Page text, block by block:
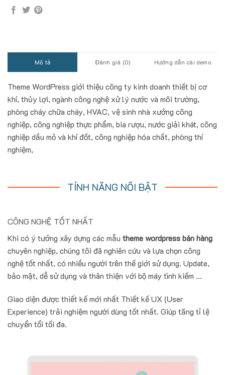
Mô tả Đánh giá (0) Hướng dẫn cài demo
Theme WordPress giới thiệu công ty kinh doanh thiết bị cơ
khí, thủy lợi, ngành công nghệ xử lý nước và môi trường,
phòng cháy chữa cháy, HVAC, vệ sinh nhà xưởng công
nghiệp, công nghiệp thực phẩm, bia rượu, nước giải khát, công
nghiệp dầu mỏ và khí đốt, công nghiệp hóa chất, phòng thí
nghiệm,
TÍNH NĂNG NỔI BẬT
CÔNG NGHỆ TỐT NHẤT
Khi có ý tưởng xây dựng các mẫu theme wordpress bán hàng
chuyên nghiệp, chúng tôi đã nghiên cứu và lựa chọn công
nghệ tốt nhất, có nhiều người trên thế giới sử dụng. Update,
bảo mật, dễ sử dụng và thân thiện với bộ máy tình kiếm ...
Giao diện được thiết kế mới nhất Thiết kế UX (User
Experience) trải nghiệm người dùng tốt nhất. Giúp tăng tỉ lệ
chuyển tổi tối đa.